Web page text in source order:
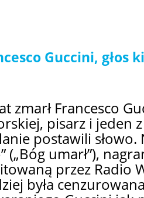
Guccini, głos
zmarł Francesco
pisarz i jeden
postawili słowo.
(„Bóg umarł”),
przez Radio
była